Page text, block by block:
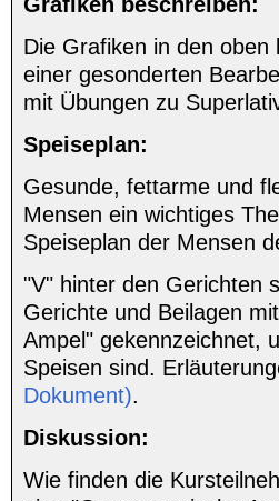
Die Grafiken in den oben
einer gesonderten
mit Übungen zu
Speiseplan:
Gesunde, fettarme und
Mensen ein wichtiges
Speiseplan der Mensen
"V" hinter den Gerichten
Gerichte und Beilagen
Ampel" gekennzeichnet,
Speisen sind.
Dokument).
Diskussion:
Wie finden die